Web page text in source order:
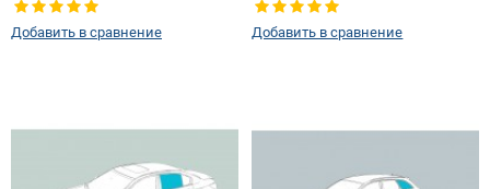
Добавить в сравнение Добавить в сравнение